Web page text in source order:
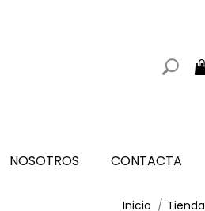
NOSOTROS CONTACTA
Estás aquí:
Inicio Tienda